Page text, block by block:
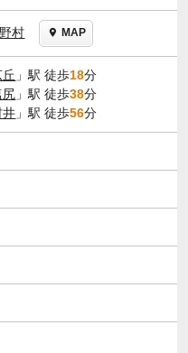
村 MAP
丘 」駅 徒歩18分
尻 」駅 徒歩38分
井 」駅 徒歩56分